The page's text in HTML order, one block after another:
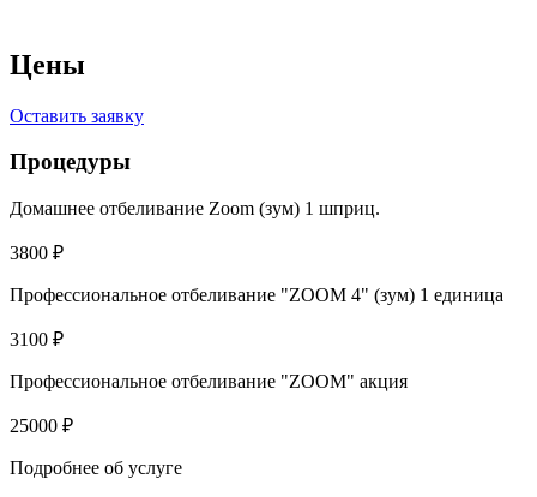
Цены
Оставить заявку
Процедуры
Домашнее отбеливание Zoom (зум) 1 шприц.
3800 ₽
Профессиональное отбеливание "ZOOM 4" (зум) 1 единица
3100 ₽
Профессиональное отбеливание "ZOOM" акция
25000 ₽
Подробнее об услуге